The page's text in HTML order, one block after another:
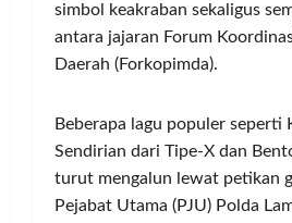
simbol keakraban sekaligus
antara jajaran Forum
Daerah (Forkopimda).
Beberapa lagu populer seperti
Sendirian dari Tipe-X dan
turut mengalun lewat petikan
Pejabat Utama (PJU) Polda